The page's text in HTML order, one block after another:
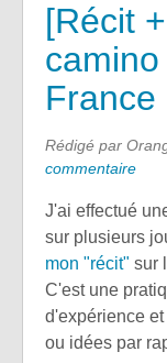
[Récit
France
Rédigé par
commentaire
J'ai effectué
sur plusieurs
mon "récit" sur
C'est une
d'expérience
ou idées par